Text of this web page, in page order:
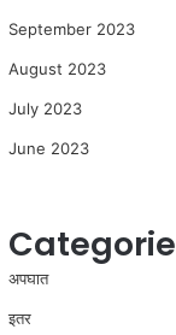
September 2023
August 2023
July 2023
June 2023
अपघात
इतर